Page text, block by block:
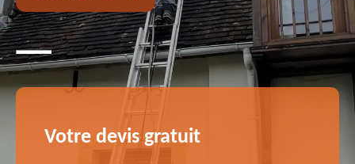
Votre devis gratuit